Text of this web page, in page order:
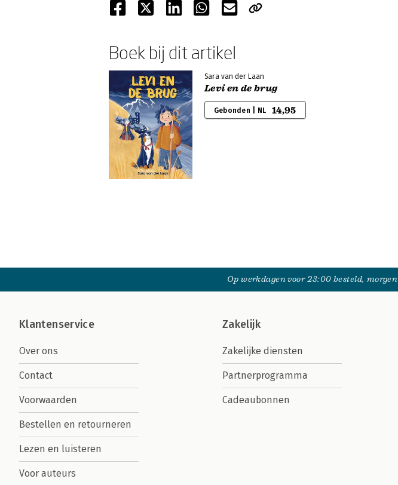
Boek bij dit artikel
Sara van der Laan
Levi en de brug
Gebonden | NL 14,95
Op werkdagen voor 23:00 besteld,
Klantenservice
Over ons
Contact
Voorwaarden
Bestellen en retourneren
Lezen en luisteren
Voor auteurs
Zakelijk
Zakelijke diensten
Partnerprogramma
Cadeaubonnen